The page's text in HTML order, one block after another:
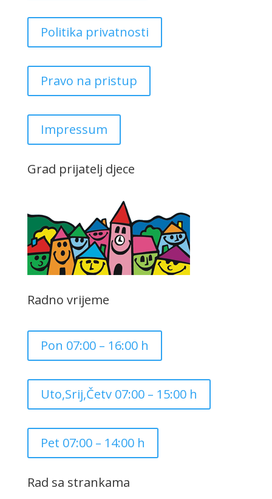
Politika privatnosti
Pravo na pristup
Impressum
Grad prijatelj djece
Radno vrijeme
Pon 07:00 – 16:00 h
Uto,Srij,Četv 07:00 – 15:00 h
Pet 07:00 – 14:00 h
Rad sa strankama